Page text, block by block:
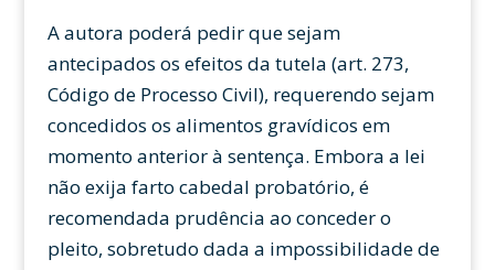
A autora poderá pedir que sejam
antecipados os efeitos da tutela (art. 273,
Código de Processo Civil), requerendo sejam
concedidos os alimentos gravídicos em
momento anterior à sentença. Embora a lei
não exija farto cabedal probatório, é
recomendada prudência ao conceder o
pleito, sobretudo dada a impossibilidade de